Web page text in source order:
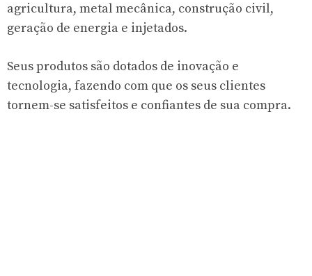
agricultura, metal mecânica, construção civil,
geração de energia e injetados.
Seus produtos são dotados de inovação e
tecnologia, fazendo com que os seus clientes
tornem-se satisfeitos e confiantes de sua compra.